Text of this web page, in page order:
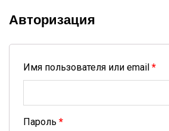
Авторизация
Имя пользователя или email *
Пароль *